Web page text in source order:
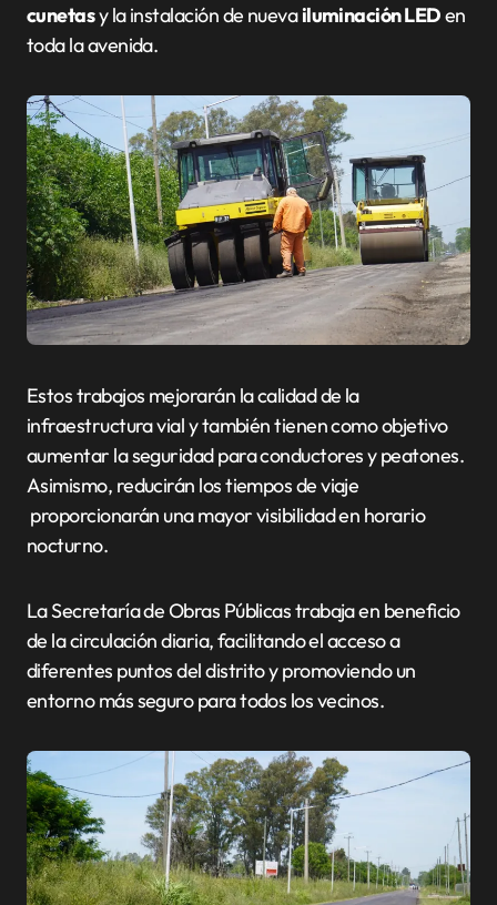
cunetasy la instalación de nuevailuminación LEDen
toda la avenida.
Estos trabajos mejorarán la calidad de la
infraestructura vial y también tienen como objetivo
aumentar la seguridad para conductores y peatones.
Asimismo, reducirán los tiempos de viaje
proporcionarán una mayor visibilidad en horario
nocturno.
La Secretaría de Obras Públicas trabaja en beneficio
de la circulación diaria, facilitando el acceso a
diferentes puntos del distrito y promoviendo un
entorno más seguro para todos los vecinos.